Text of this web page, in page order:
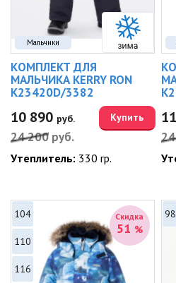
Мальчики
КОМПЛЕКТ ДЛЯ
МАЛЬЧИКА KERRY RON
K23420D/3382
10 890 руб.
24 200 руб.
Купить
Утеплитель: 330 гр.
Скидка
51 %
104
110
116
98